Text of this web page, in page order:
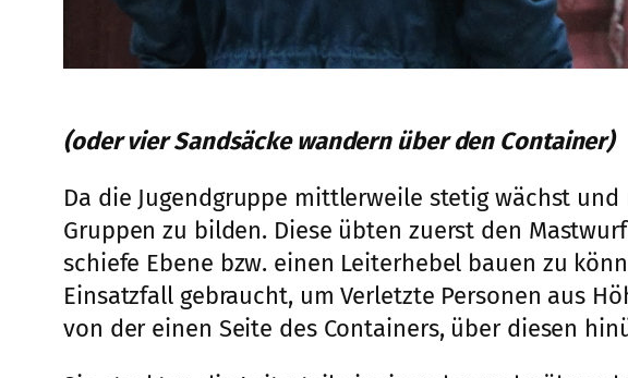
(oder vier Sandsäcke wandern über den Container)
Da die Jugendgruppe mittlerweile stetig wächst
Gruppen zu bilden. Diese übten zuerst den
schiefe Ebene bzw. einen Leiterhebel bauen zu
Einsatzfall gebraucht, um Verletzte Personen aus
von der einen Seite des Containers, über diesen